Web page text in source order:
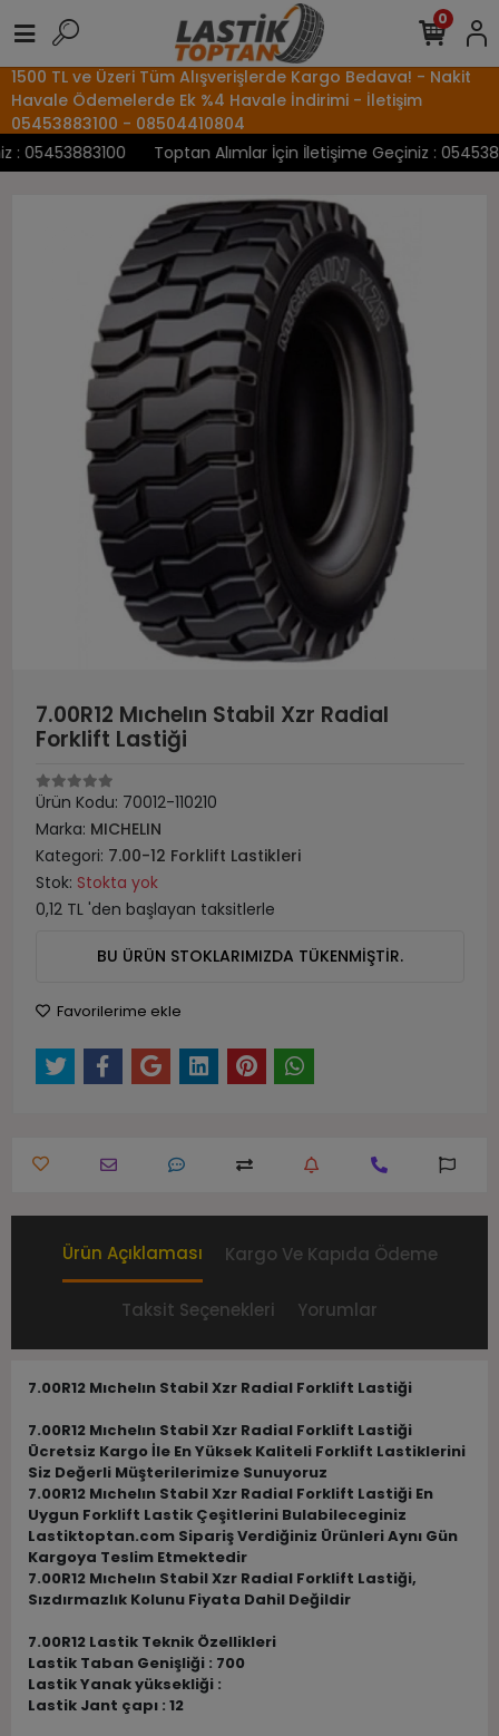
1500 TL ve Üzeri Tüm Alışverişlerde Kargo Bedava! - Nakit
Havale Ödemelerde Ek %4 Havale İndirimi - İletişim
05453883100 - 08504410804
Toptan Alımlar İçin İletişime Geçiniz :
0
7.00R12 Mıchelın Stabil Xzr Radial
Forklift Lastiği
Ürün Kodu: 70012-110210
Marka: MICHELIN
Kategori: 7.00-12 Forklift Lastikleri
Stok: Stokta yok
0,12 TL 'den başlayan taksitlerle
BU ÜRÜN STOKLARIMIZDA TÜKENMİŞTİR.
Favorilerime ekle
Ürün Açıklaması Kargo Ve Kapıda Ödeme
Taksit Seçenekleri Yorumlar
7.00R12 Mıchelın Stabil Xzr Radial Forklift Lastiği
7.00R12 Mıchelın Stabil Xzr Radial Forklift Lastiği
Ücretsiz Kargo İle En Yüksek Kaliteli Forklift Lastiklerini
Siz Değerli Müşterilerimize Sunuyoruz
7.00R12 Mıchelın Stabil Xzr Radial Forklift Lastiği En
Uygun Forklift Lastik Çeşitlerini Bulabileceginiz
Lastiktoptan.com Sipariş Verdiğiniz Ürünleri Aynı Gün
Kargoya Teslim Etmektedir
7.00R12 Mıchelın Stabil Xzr Radial Forklift Lastiği,
Sızdırmazlık Kolunu Fiyata Dahil Değildir
7.00R12 Lastik Teknik Özellikleri
Lastik Taban Genişliği : 700
Lastik Yanak yüksekliği :
Lastik Jant çapı : 12